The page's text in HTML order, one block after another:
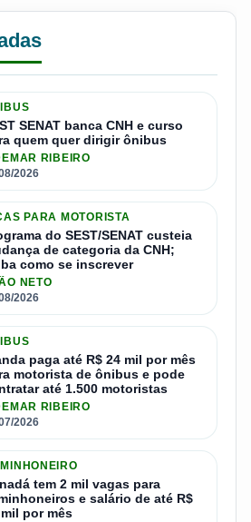
SENAT banca CNH e curso
quem quer dirigir ônibus
RIBEIRO
2026
PARA MOTORISTA
do SEST/SENAT custeia
de categoria da CNH;
como se inscrever
NETO
2026
paga até R$ 24 mil por mês
motorista de ônibus e pode
até 1.500 motoristas
RIBEIRO
2026
tem 2 mil vagas para
e salário de até R$
por mês